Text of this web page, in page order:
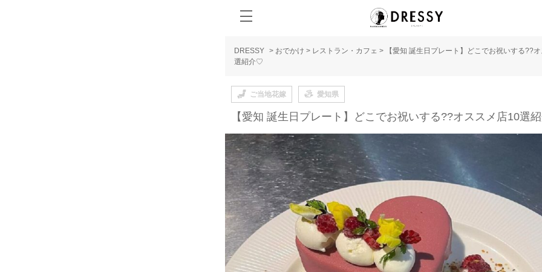
DRESSY > おでかけ > レストラン・カフェ >
【愛知 誕生日プレート】どこでお祝いする??
選紹介♡
ご当地花嫁 愛知県
【愛知 誕生日プレート】どこでお祝いする??オススメ店10選